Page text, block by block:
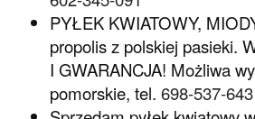
PYŁEK KWIATOWY,
propolis z polskiej pasieki.
I GWARANCJA! Możliwa
pomorskie, tel. 698-537-643